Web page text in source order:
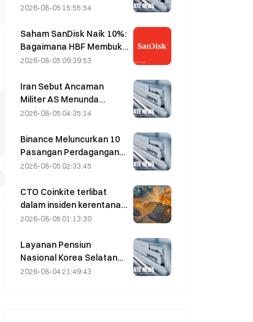
5% yang Didorong oleh
pada Juni–Juli
2026-08-05 15:55:54
Saham SanDisk Naik 10%:
Bagaimana HBF Membuka
Siklus Baru Penyimpanan
Laporan Keuangan
Memvalidasi Logika
Pertumbuhan?
2026-08-05 09:39:53
Iran Sebut Ancaman
Militer AS Menunda
Kesepakatan Terkait
Oman pada 5 Agustus
2026-08-05 04:35:14
Binance Meluncurkan 10
Pasangan Perdagangan
bStocks Hari Ini Pukul
Menawarkan Biaya Maker
Nol
2026-08-05 02:33:45
CTO Coinkite terlibat
dalam insiden kerentanan
Coldcard yang memicu
serangan dan
mengakibatkan kerugian
sebesar US$114 juta.
2026-08-05 01:13:30
Layanan Pensiun
Nasional Korea Selatan
Beralih ke Saham-Saham
2026-08-04 21:49:43